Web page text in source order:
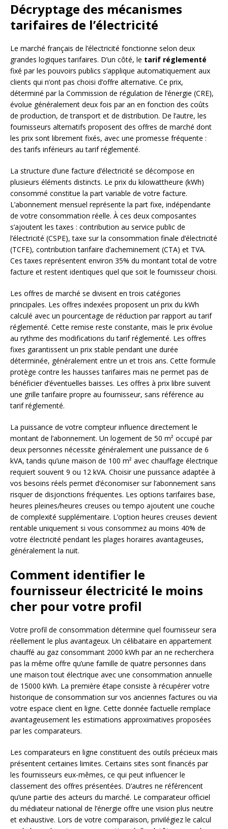
Décryptage des mécanismes
tarifaires de l’électricité
Le marché français de l’électricité fonctionne selon deux
grandes logiques tarifaires. D’un côté, le tarif réglementé
fixé par les pouvoirs publics s’applique automatiquement aux
clients qui n’ont pas choisi d’offre alternative. Ce prix,
déterminé par la Commission de régulation de l’énergie (CRE),
évolue généralement deux fois par an en fonction des coûts
de production, de transport et de distribution. De l’autre, les
fournisseurs alternatifs proposent des offres de marché dont
les prix sont librement fixés, avec une promesse fréquente :
des tarifs inférieurs au tarif réglementé.
La structure d’une facture d’électricité se décompose en
plusieurs éléments distincts. Le prix du kilowattheure (kWh)
consommé constitue la part variable de votre facture.
L’abonnement mensuel représente la part fixe, indépendante
de votre consommation réelle. À ces deux composantes
s’ajoutent les taxes : contribution au service public de
l’électricité (CSPE), taxe sur la consommation finale d’électricité
(TCFE), contribution tarifaire d’acheminement (CTA) et TVA.
Ces taxes représentent environ 35% du montant total de votre
facture et restent identiques quel que soit le fournisseur choisi.
Les offres de marché se divisent en trois catégories
principales. Les offres indexées proposent un prix du kWh
calculé avec un pourcentage de réduction par rapport au tarif
réglementé. Cette remise reste constante, mais le prix évolue
au rythme des modifications du tarif réglementé. Les offres
fixes garantissent un prix stable pendant une durée
déterminée, généralement entre un et trois ans. Cette formule
protège contre les hausses tarifaires mais ne permet pas de
bénéficier d’éventuelles baisses. Les offres à prix libre suivent
une grille tarifaire propre au fournisseur, sans référence au
tarif réglementé.
La puissance de votre compteur influence directement le
montant de l’abonnement. Un logement de 50 m² occupé par
deux personnes nécessite généralement une puissance de 6
kVA, tandis qu’une maison de 100 m² avec chauffage électrique
requiert souvent 9 ou 12 kVA. Choisir une puissance adaptée à
vos besoins réels permet d’économiser sur l’abonnement sans
risquer de disjonctions fréquentes. Les options tarifaires base,
heures pleines/heures creuses ou tempo ajoutent une couche
de complexité supplémentaire. L’option heures creuses devient
rentable uniquement si vous consommez au moins 40% de
votre électricité pendant les plages horaires avantageuses,
généralement la nuit.
Comment identifier le
fournisseur électricité le moins
cher pour votre profil
Votre profil de consommation détermine quel fournisseur sera
réellement le plus avantageux. Un célibataire en appartement
chauffé au gaz consommant 2000 kWh par an ne recherchera
pas la même offre qu’une famille de quatre personnes dans
une maison tout électrique avec une consommation annuelle
de 15000 kWh. La première étape consiste à récupérer votre
historique de consommation sur vos anciennes factures ou via
votre espace client en ligne. Cette donnée factuelle remplace
avantageusement les estimations approximatives proposées
par les comparateurs.
Les comparateurs en ligne constituent des outils précieux mais
présentent certaines limites. Certains sites sont financés par
les fournisseurs eux-mêmes, ce qui peut influencer le
classement des offres présentées. D’autres ne référencent
qu’une partie des acteurs du marché. Le comparateur officiel
du médiateur national de l’énergie offre une vision plus neutre
et exhaustive. Lors de votre comparaison, privilégiez le calcul